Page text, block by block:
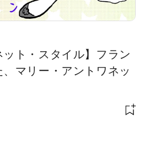
ット・スタイル】フラン
マリー・アントワネッ